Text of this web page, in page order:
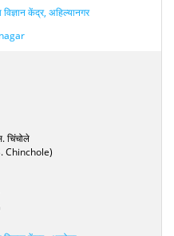
विज्ञान केंद्र, अहिल्यानगर
चिंचोले
Chinchole)